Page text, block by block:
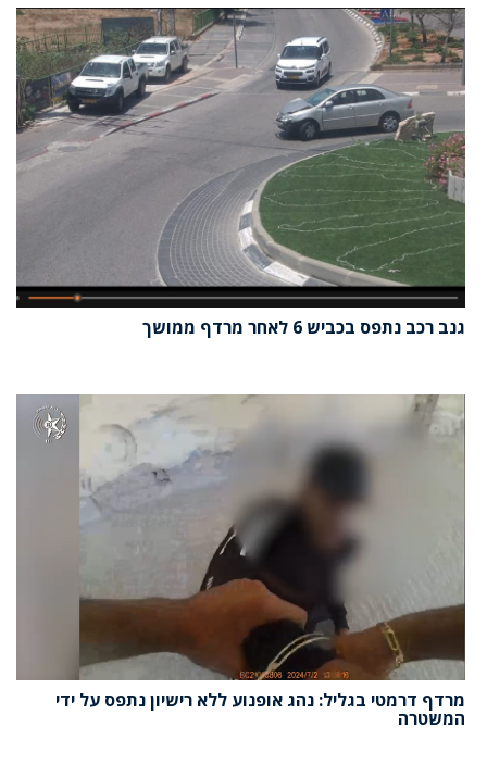
גנב רכב נתפס בכביש 6 לאחר מרדף ממושך
מרדף דרמטי בגליל: נהג אופנוע ללא רישיון נתפס על ידי
המשטרה